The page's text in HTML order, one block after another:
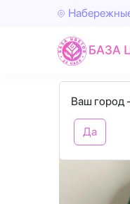
Ваш город -
Да